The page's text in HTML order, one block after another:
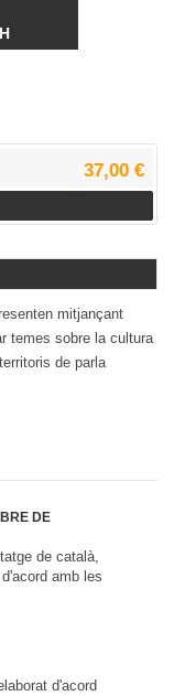
37,00 €
mitjançant
temes sobre la cultura
de parla
DE
de català,
amb les
d'acord